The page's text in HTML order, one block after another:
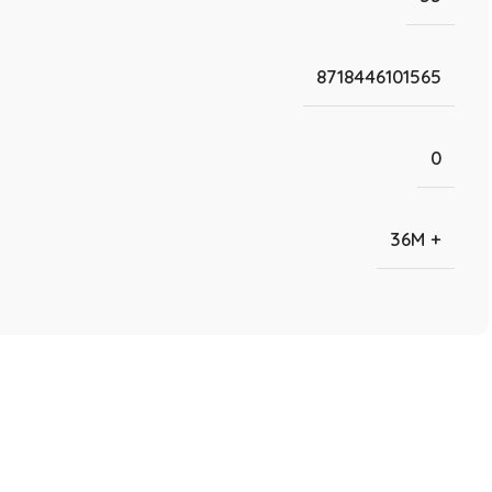
8718446101565
0
36M +